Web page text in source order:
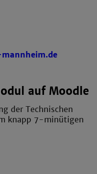
auf Moodle
der Technischen
knapp 7-minütigen